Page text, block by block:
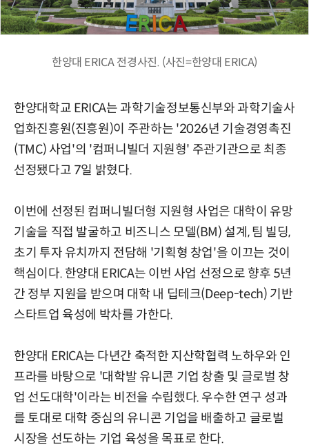
한양대 ERICA 전경사진. (사진=한양대 ERICA)
한양대학교 ERICA는 과학기술정보통신부와 과학기술사
업화진흥원(진흥원)이 주관하는 '2026년 기술경영촉진
(TMC) 사업'의 '컴퍼니빌더 지원형' 주관기관으로 최종
선정됐다고 7일 밝혔다.
이번에 선정된 컴퍼니빌더형 지원형 사업은 대학이 유망
기술을 직접 발굴하고 비즈니스 모델(BM) 설계, 팀 빌딩,
초기 투자 유치까지 전담해 '기획형 창업'을 이끄는 것이
핵심이다. 한양대 ERICA는 이번 사업 선정으로 향후 5년
간 정부 지원을 받으며 대학 내 딥테크(Deep-tech) 기반
스타트업 육성에 박차를 가한다.
한양대 ERICA는 다년간 축적한 지산학협력 노하우와 인
프라를 바탕으로 '대학발 유니콘 기업 창출 및 글로벌 창
업 선도대학'이라는 비전을 수립했다. 우수한 연구 성과
를 토대로 대학 중심의 유니콘 기업을 배출하고 글로벌
시장을 선도하는 기업 육성을 목표로 한다.